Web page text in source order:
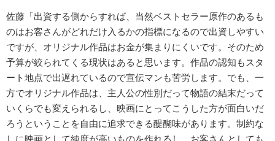
佐藤「出資する側からすれば、当然ベストセラー原作のあるも
のはお客さんがどれだけ入るかの指標になるので出資しやすい
ですが、オリジナル作品はお金が集まりにくいです。そのため
予算が絞られてくる現状はあると思います。作品の認知もスタ
ート地点で出遅れているので宣伝マンも苦労します。でも、一
方でオリジナル作品は、主人公の性別だって物語の結末だって
いくらでも変えられるし、映画にとってこうした方が面白いだ
ろうということを自由に追求できる醍醐味があります。制約な